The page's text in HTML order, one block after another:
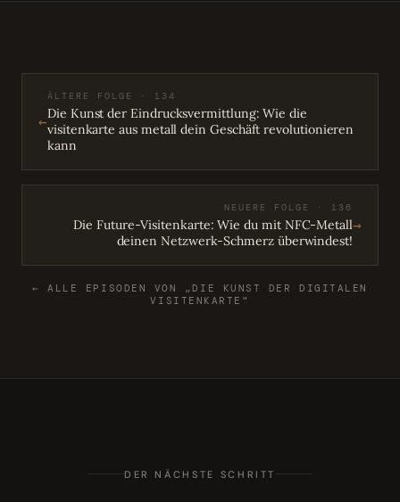
←
ÄLTERE FOLGE · 134
Die Kunst der Eindrucksvermittlung: Wie die
visitenkarte aus metall dein Geschäft revolutionieren
kann
NEUERE FOLGE · 136
Die Future-Visitenkarte: Wie du mit NFC-Metall
deinen Netzwerk-Schmerz überwindest!
→
← ALLE EPISODEN VON „DIE KUNST DER DIGITALEN
VISITENKARTE"
DER NÄCHSTE SCHRITT